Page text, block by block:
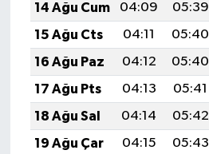
14 Ağu Cum
04:09 05:39
15 Ağu Cts
04:11 05:40
16 Ağu Paz
04:12 05:40
17 Ağu Pts
04:13 05:41
18 Ağu Sal
04:14 05:42
19 Ağu Çar
04:15 05:43